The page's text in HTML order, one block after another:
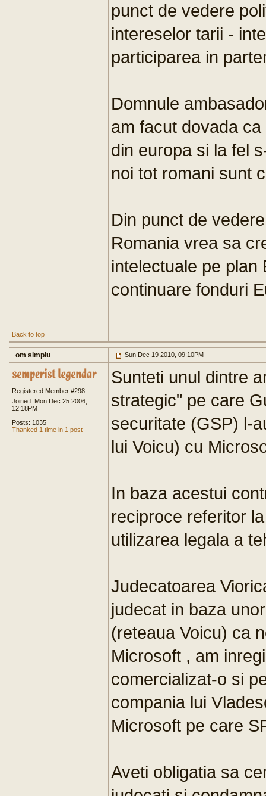
punct de vedere
intereselor tarii -
participarea in
Domnule
am facut dovada
din europa si la fel
noi tot romani sunt
Din punct de
Romania vrea sa
intelectuale pe
continuare fonduri
Back to top
om simplu Sun Dec 19 2010, 09:10PM
Registered Member #298
Joined: Mon Dec 25 2006,
12:18PM
Posts: 1035
Thanked 1 time in 1 post
Sunteti unul dintre
strategic" pe care
securitate (GSP) l-
lui Voicu) cu
In baza acestui
reciproce referitor
utilizarea legala a
Judecatoarea
judecat in baza
(reteaua Voicu) ca
Microsoft , am
comercializat-o si
compania lui
Microsoft pe care
Aveti obligatia sa